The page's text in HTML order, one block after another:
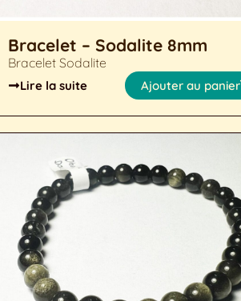
Bracelet – Sodalite 8mm
Bracelet Sodalite
Lire la suite Ajouter au panier